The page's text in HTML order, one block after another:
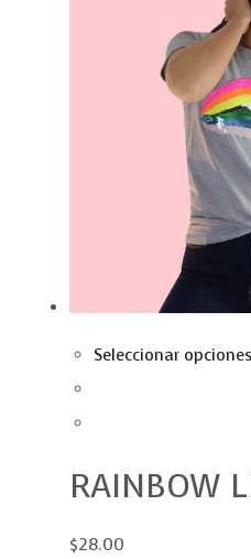
Seleccionar opciones
RAINBOW
$28.00